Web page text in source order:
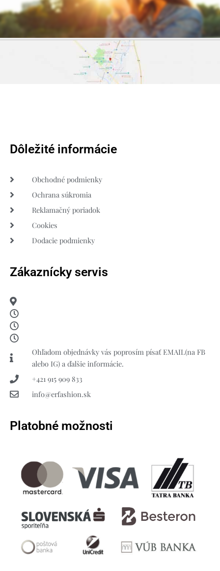
Dôležité informácie
Obchodné podmienky
Ochrana súkromia
Reklamačný poriadok
Cookies
Dodacie podmienky
Zákaznícky servis
Ohľadom objednávky vás poprosím písať EMAIL(na FB
alebo IG) a ďalšie informácie.
+421 915 909 833
info@erfashion.sk
Platobné možnosti